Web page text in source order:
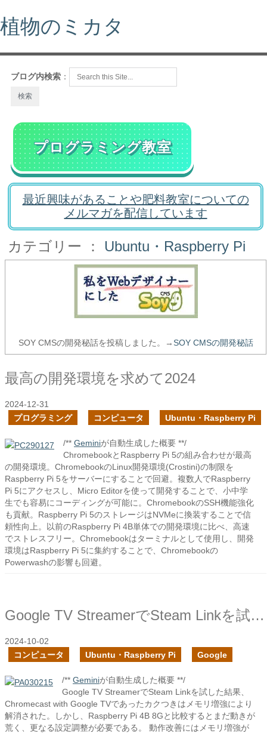
植物のミカタ
ブログ内検索 ：
プログラミング教室
最近興味があることや肥料教室についての
メルマガを配信しています
カテゴリー ： Ubuntu・Raspberry Pi
SOY CMSの開発秘話を投稿しました。→SOY CMSの開発秘話
最高の開発環境を求めて2024
2024-12-31
プログラミング
コンピュータ Ubuntu・Raspberry Pi
/** Geminiが自動生成した概要 **/
ChromebookとRaspberry Pi 5の組み合わせが最高
の開発環境。ChromebookのLinux開発環境(Crostini)の制限を
Raspberry Pi 5をサーバーにすることで回避。複数人でRaspberry
Pi 5にアクセスし、Micro Editorを使って開発することで、小中学
生でも容易にコーディングが可能に。ChromebookのSSH機能強化
も貢献。Raspberry Pi 5のストレージはNVMeに換装することで信
頼性向上。以前のRaspberry Pi 4B単体での開発環境に比べ、高速
でストレスフリー。Chromebookはターミナルとして使用し、開発
環境はRaspberry Pi 5に集約することで、Chromebookの
Powerwashの影響も回避。
Google TV StreamerでSteam Linkを試してみた
2024-10-02
コンピュータ
Ubuntu・Raspberry Pi Google
/** Geminiが自動生成した概要 **/
Google TV StreamerでSteam Linkを試した結果、
Chromecast with Google TVであったカクつきはメモリ増強により
解消された。しかし、Raspberry Pi 4B 8Gと比較するとまだ動きが
荒く、更なる設定調整が必要である。 動作改善にはメモリ増強が